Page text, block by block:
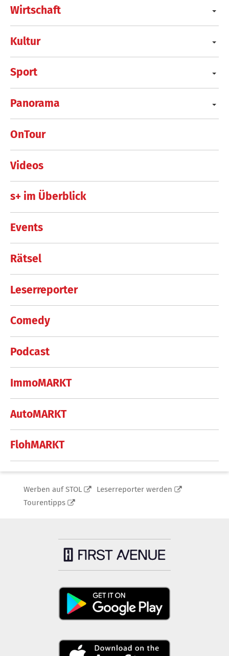
Wirtschaft
Kultur
Sport
Panorama
OnTour
Videos
s+ im Überblick
Events
Rätsel
Leserreporter
Comedy
Podcast
ImmoMARKT
AutoMARKT
FlohMARKT
Werben auf STOL
Leserreporter werden
Tourentipps